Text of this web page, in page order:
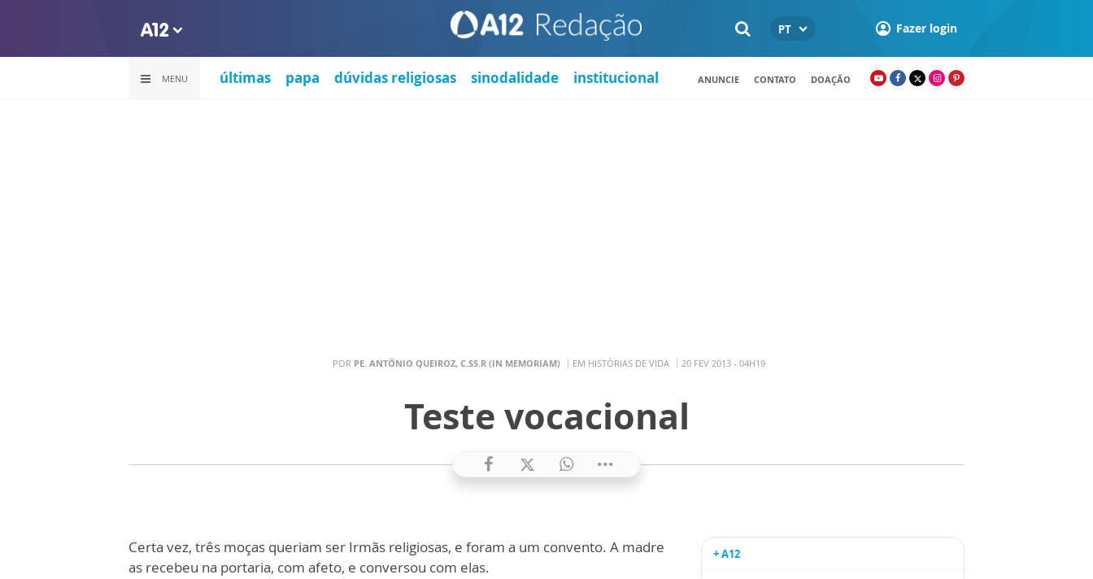
PT Fazer login
MENU últimas papa dúvidas religiosas sinodalidade institucional ANUNCIE CONTATO DOAÇÃO
POR PE. ANTÔNIO QUEIROZ, C.SS.R (IN MEMORIAM) EM HISTÓRIAS DE VIDA 20 FEV 2013 - 04H19
Teste vocacional
Certa vez, três moças queriam ser Irmãs religiosas, e foram a um convento. A madre
as recebeu na portaria, com afeto, e conversou com elas.
+ A12